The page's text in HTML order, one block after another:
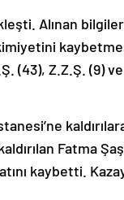
Alınan
(43), Z.Z.Ş. (9) ve
Fatma
kaybetti.